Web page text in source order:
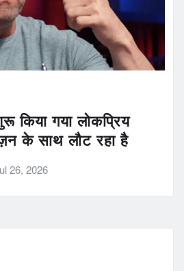
शुरू किया गया लोकप्रिय
के साथ लौट रहा है
26, 2026